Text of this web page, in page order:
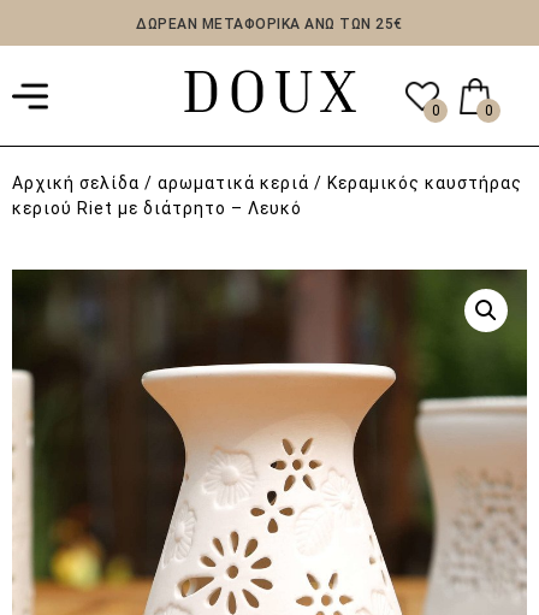
ΔΩΡΕΑΝ ΜΕΤΑΦΟΡΙΚΑ ΑΝΩ ΤΩΝ 25€
0 0
Αρχική σελίδα / αρωματικά κεριά / Κεραμικός καυστήρας
κεριού Riet με διάτρητο – Λευκό